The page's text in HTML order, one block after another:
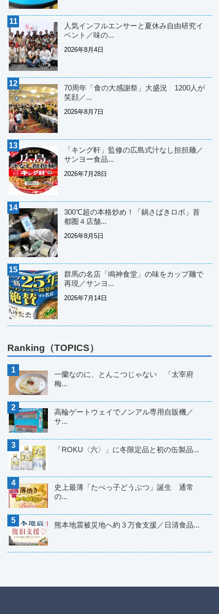
人気インフルエンサーと夏休み自由研究イ
ベント／味の...
2026年8月4日
70周年「食の大感謝祭」大盛況 1200人が
笑顔／...
2026年8月7日
「キング軒」監修の広島式汁なし担担麺／
サンヨー食品...
2026年7月28日
300℃超の本格炒め！「鍋さばきロボ」首
都圏４店舗...
2026年8月5日
群馬の名店「鳴神食堂」の味をカップ麺で
再現／サンヨ...
2026年7月14日
Ranking（TOPICS）
一蘭なのに、とんこつじゃない 「太宰府
梅...
高輪ゲートウェイでノンアル専用自販機／
サ...
「ROKU〈六〉」に冬限定品と初の缶製品...
史上最薄「たべっ子どうぶつ」誕生 通常
の...
熊本地震被災地へ約３万食支援／日清食品...